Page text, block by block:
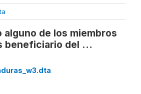
alguno de los miembros
beneficiario del …